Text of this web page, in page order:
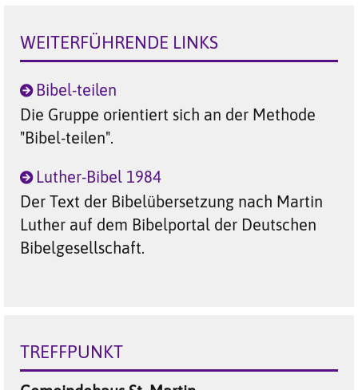
WEITERFÜHRENDE LINKS
Bibel-teilen
Die Gruppe orientiert sich an der Methode
"Bibel-teilen".
Luther-Bibel 1984
Der Text der Bibelübersetzung nach Martin
Luther auf dem Bibelportal der Deutschen
Bibelgesellschaft.
TREFFPUNKT